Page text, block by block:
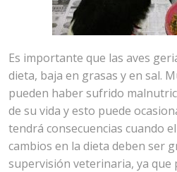
Es importante que las aves
dieta, baja en grasas y en sal.
pueden haber sufrido
de su vida y esto puede
tendrá consecuencias cuando
cambios en la dieta deben ser
supervisión veterinaria, ya que